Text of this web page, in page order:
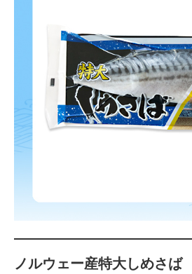
ノルウェー産特大しめさば